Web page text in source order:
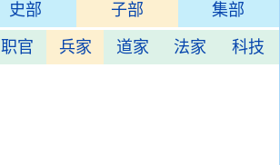
史部 子部 集部
职官 兵家 道家 法家 科技